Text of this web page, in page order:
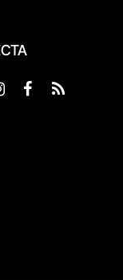
Facebook
RSS